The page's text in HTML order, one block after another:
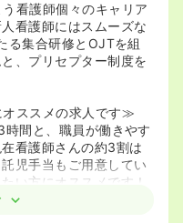
看護師個々のキャリア
看護師にはスムーズな
る集合研修とOJTを組
、プリセプター制度を
ススメの求人です≫
間と、職員が働きやす
看護師さんの約3割は
児手当もご用意してい
い方にオススメです！